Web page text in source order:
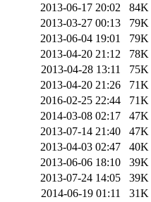
2013-06-17 20:02
84K
2013-03-27 00:13
79K
2013-06-04 19:01
79K
2013-04-20 21:12
78K
2013-04-28 13:11
75K
2013-04-20 21:26
71K
2016-02-25 22:44
71K
2014-03-08 02:17
47K
2013-07-14 21:40
47K
2013-04-03 02:47
40K
2013-06-06 18:10
39K
2013-07-24 14:05
39K
2014-06-19 01:11 31K